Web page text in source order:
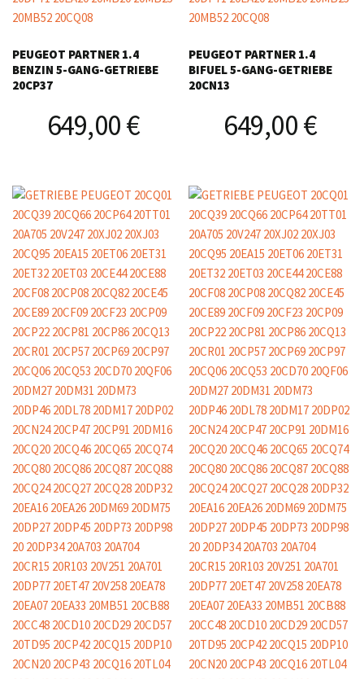
PEUGEOT PARTNER 1.4
BENZIN 5-GANG-GETRIEBE
20CP37
649,00€
PEUGEOT PARTNER 1.4
BIFUEL 5-GANG-GETRIEBE
20CN13
649,00€